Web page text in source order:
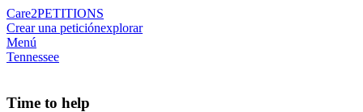
Care2PETITIONS
Crear una peticiónexplorar
Menú
Tennessee
Time to help